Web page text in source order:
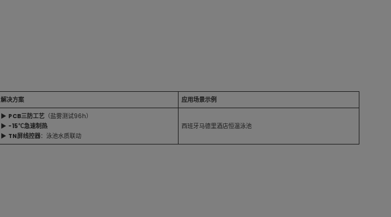
解决方案 应用场景示例
▶ PCB三防工艺 （盐雾测试96h）
▶ -15℃急速制热
▶ TN屏线控器：泳池水质联动
西班牙马德里酒店恒温泳池